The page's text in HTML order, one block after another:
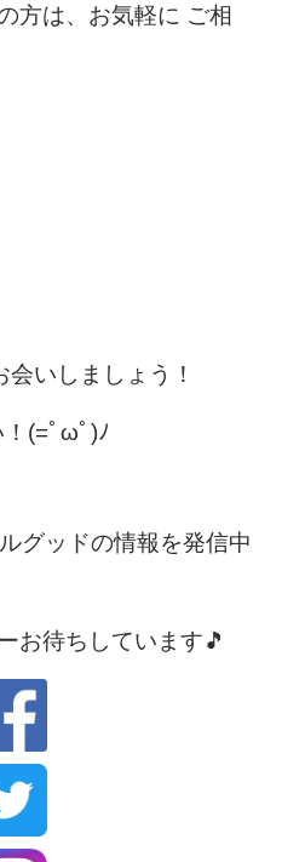
方は、お気軽に ご相
会いしましょう！
(=ﾟωﾟ)ﾉ
グッドの情報を発信中
お待ちしています🎵